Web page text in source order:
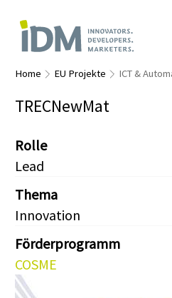
Home EU Projekte ICT &
TRECNewMat
Rolle
Lead
Thema
Innovation
Förderprogramm
COSME